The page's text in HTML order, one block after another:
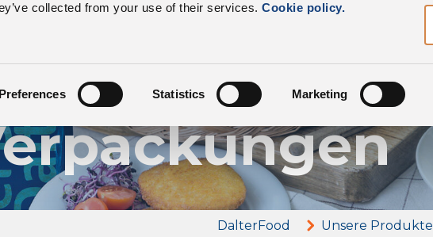
collected from your use of their services. Cookie policy.
Statistics Marketing
zu den
Unsere Produkte
DalterFood Unsere Produkte